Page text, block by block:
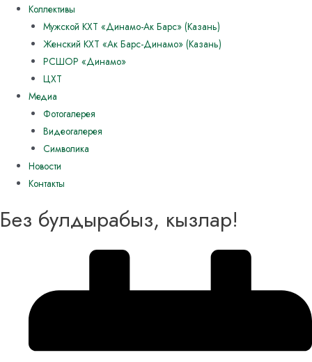
Коллективы
Мужской КХТ «Динамо-Ак Барс» (Казань)
Женский КХТ «Ак Барс-Динамо» (Казань)
РСШОР «Динамо»
ЦХТ
Медиа
Фотогалерея
Видеогалерея
Символика
Новости
Контакты
Без булдырабыз, кызлар!